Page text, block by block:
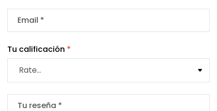
Tu calificación *